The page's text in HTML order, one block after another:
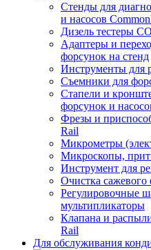
Стенды для
и насосов
Дизель тестеры
Адаптеры и
форсунок на стенд
Инструменты для
Съемники для
Стапели и
форсунок и
Фрезы и
Rail
Микрометры
Микроскопы,
Инструмент для
Очистка сажевого
Регулировочные
мультипликаторы
Клапана и
Rаil
Для обслуживания